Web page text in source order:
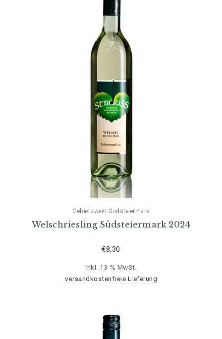
Gebietswein Südsteiermark
Welschriesling Südsteiermark 2024
€8,30
inkl. 13 % MwSt.
versandkostenfreie Lieferung